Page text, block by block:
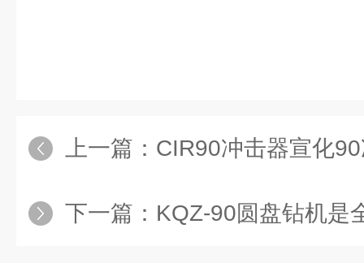
上一篇： CIR90冲击器宣化
下一篇： KQZ-90圆盘钻机是全气